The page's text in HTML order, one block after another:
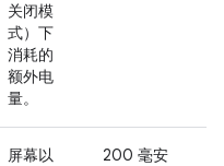
关闭模
式）下
消耗的
额外电
量。
屏幕以
200 毫安